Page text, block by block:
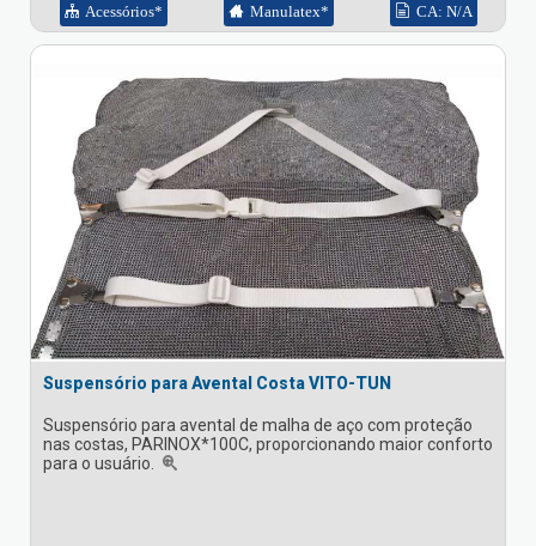
Acessórios* Manulatex* CA: N/A
Suspensório para Avental Costa VITO-TUN
Suspensório para avental de malha de aço com proteção
nas costas, PARINOX*100C, proporcionando maior conforto
para o usuário.